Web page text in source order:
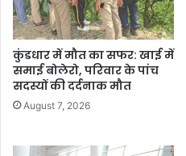
कुंडधार में मौत का सफर: खाई में
समाई बोलेरो, परिवार के पांच
सदस्यों की दर्दनाक मौत
August 7, 2026